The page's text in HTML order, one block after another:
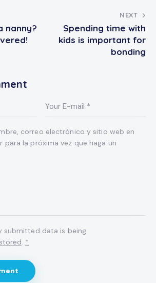
nanny?
NEXT
Spending time with
kids is important for
bonding
correo electrónico y sitio web en
para la próxima vez que haga un
submitted data is being
. *